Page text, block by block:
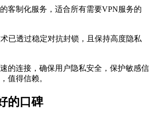
客制化服务，适合所有需要VPN服务的
已透过稳定对抗封锁，且保持高度隐私
的连接，确保用户隐私安全，保护敏感信
值得信赖。
的口碑